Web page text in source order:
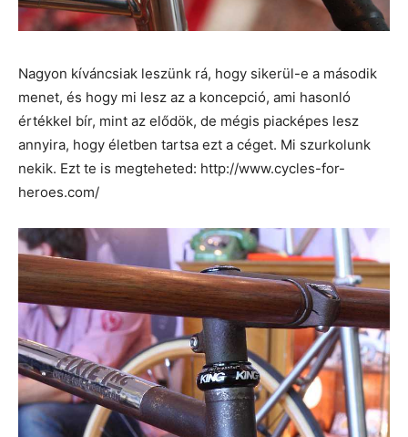
Nagyon kíváncsiak leszünk rá, hogy sikerül-e a második
menet, és hogy mi lesz az a koncepció, ami hasonló
értékkel bír, mint az elődök, de mégis piacképes lesz
annyira, hogy életben tartsa ezt a céget. Mi szurkolunk
nekik. Ezt te is megteheted: http://www.cycles-for-
heroes.com/